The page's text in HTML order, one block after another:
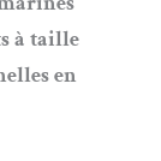
à taille
en